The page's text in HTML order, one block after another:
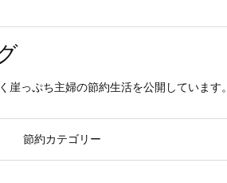
っぷち主婦の節約生活を公開しています。
節約カテゴリー